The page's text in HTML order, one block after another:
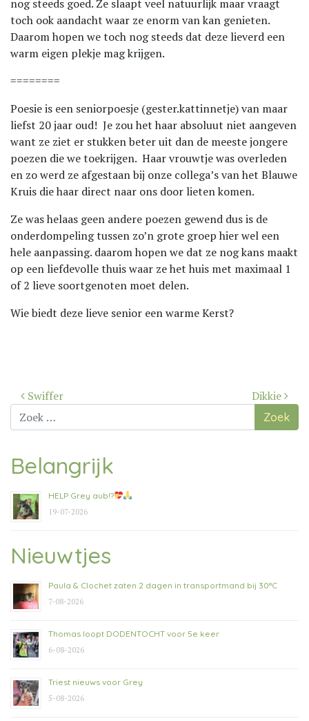
nog steeds goed. Ze slaapt veel natuurlijk maar vraagt
toch ook aandacht waar ze enorm van kan genieten.
Daarom hopen we toch nog steeds dat deze lieverd een
warm eigen plekje mag krijgen.
========
Poesie is een seniorpoesje (gester.kattinnetje) van maar
liefst 20 jaar oud! Je zou het haar absoluut niet aangeven
want ze ziet er stukken beter uit dan de meeste jongere
poezen die we toekrijgen. Haar vrouwtje was overleden
en zo werd ze afgestaan bij onze collega’s van het Blauwe
Kruis die haar direct naar ons door lieten komen.
Ze was helaas geen andere poezen gewend dus is de
onderdompeling tussen zo’n grote groep hier wel een
hele aanpassing. daarom hopen we dat ze nog kans maakt
op een liefdevolle thuis waar ze het huis met maximaal 1
of 2 lieve soortgenoten moet delen.
Wie biedt deze lieve senior een warme Kerst?
Bericht
navigatie
Swiffer
Dikkie
Zoek
naar:
Belangrijk
HELP Grey aub!?
19-07-2026
Nieuwtjes
Paula & Clochet zaten 2 dagen in transportmand bij 30°C
7-08-2026
Thomas loopt DODENTOCHT voor 5e keer
6-08-2026
Triest nieuws voor Grey
5-08-2026